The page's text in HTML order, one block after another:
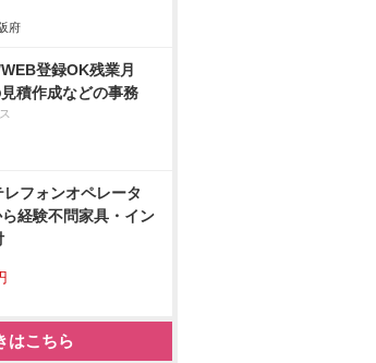
府
登録OK残業月
積作成などの事務
フォンオペレータ
経験不問家具・イン
はこちら